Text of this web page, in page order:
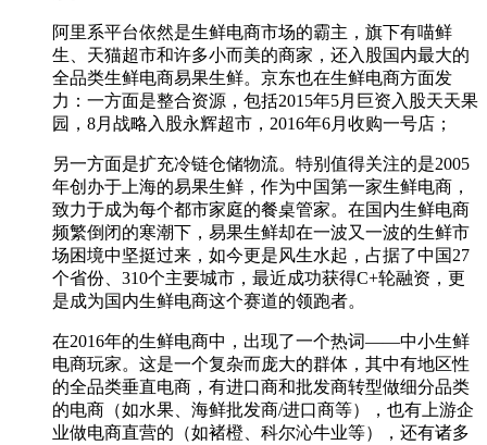
阿里系平台依然是生鲜电商市场的霸主，旗下有喵鲜
生、天猫超市和许多小而美的商家，还入股国内最大的
全品类生鲜电商易果生鲜。京东也在生鲜电商方面发
力：一方面是整合资源，包括2015年5月巨资入股天天果
园，8月战略入股永辉超市，2016年6月收购一号店；
另一方面是扩充冷链仓储物流。特别值得关注的是2005
年创办于上海的易果生鲜，作为中国第一家生鲜电商，
致力于成为每个都市家庭的餐桌管家。在国内生鲜电商
频繁倒闭的寒潮下，易果生鲜却在一波又一波的生鲜市
场困境中坚挺过来，如今更是风生水起，占据了中国27
个省份、310个主要城市，最近成功获得C+轮融资，更
是成为国内生鲜电商这个赛道的领跑者。
在2016年的生鲜电商中，出现了一个热词——中小生鲜
电商玩家。这是一个复杂而庞大的群体，其中有地区性
的全品类垂直电商，有进口商和批发商转型做细分品类
的电商（如水果、海鲜批发商/进口商等），也有上游企
业做电商直营的（如褚橙、科尔沁牛业等），还有诸多